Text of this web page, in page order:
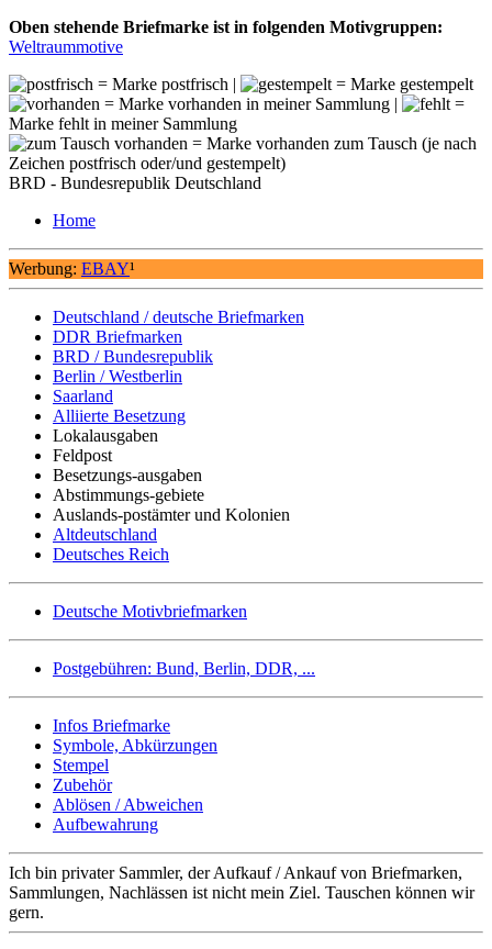
Oben stehende Briefmarke ist in folgenden Motivgruppen:
Weltraummotive
= Marke postfrisch |
= Marke gestempelt
= Marke vorhanden in meiner Sammlung |
=
Marke fehlt in meiner Sammlung
= Marke vorhanden zum Tausch (je nach
Zeichen postfrisch oder/und gestempelt)
BRD - Bundesrepublik Deutschland
Home
Werbung: EBAY¹
Deutschland / deutsche Briefmarken
DDR Briefmarken
BRD / Bundesrepublik
Berlin / Westberlin
Saarland
Alliierte Besetzung
Lokalausgaben
Feldpost
Besetzungs-ausgaben
Abstimmungs-gebiete
Auslands-postämter und Kolonien
Altdeutschland
Deutsches Reich
Deutsche Motivbriefmarken
Postgebühren: Bund, Berlin, DDR, ...
Infos Briefmarke
Symbole, Abkürzungen
Stempel
Zubehör
Ablösen / Abweichen
Aufbewahrung
Ich bin privater Sammler, der Aufkauf / Ankauf von Briefmarken,
Sammlungen, Nachlässen ist nicht mein Ziel. Tauschen können wir
gern.